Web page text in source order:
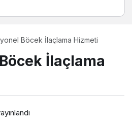
Böcek İlaçlama Hizmeti
İlaçlama